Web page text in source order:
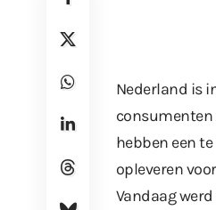
Nederland is
consumenten
hebben een
opleveren
Vandaag